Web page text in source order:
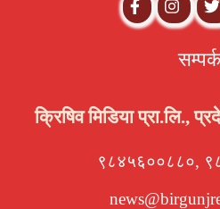
सम्पर्क
क्रिषिव मिडिया प्रा.लि.,
९८४५६००८८०,